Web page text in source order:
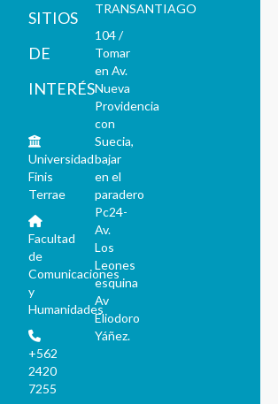
SITIOS
DE
INTERÉS
Universidad
Finis
Terrae
Facultad
de
Comunicaciones
y
Humanidades
+562
2420
7255
TRANSANTIAGO
104 /
Tomar
en Av.
Nueva
Providencia
con
Suecia,
bajar
en el
paradero
Pc24-
Av.
Los
Leones
esquina
Av
Eliodoro
Yáñez.